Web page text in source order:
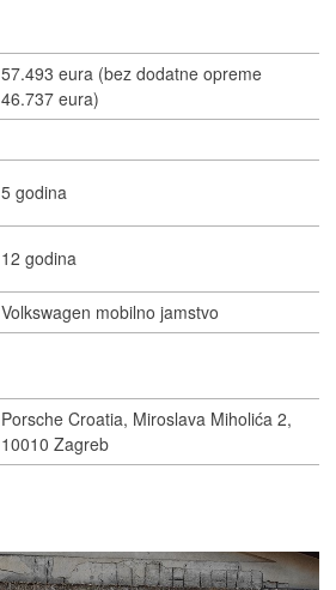
57.493 eura (bez dodatne opreme
46.737 eura)
5 godina
12 godina
Volkswagen mobilno jamstvo
Porsche Croatia, Miroslava Miholića 2,
10010 Zagreb